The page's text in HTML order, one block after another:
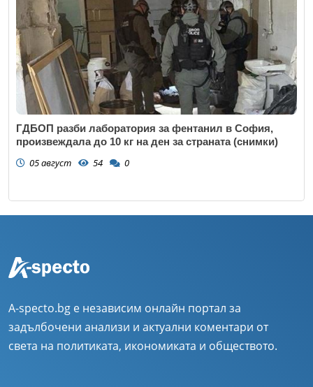
ГДБОП разби лаборатория за фентанил в София,
произвеждала до 10 кг на ден за страната (снимки)
05 август 54 0
A-specto.bg е независим онлайн портал за
задълбочени анализи и актуални коментари от
света на политиката, икономиката и обществото.